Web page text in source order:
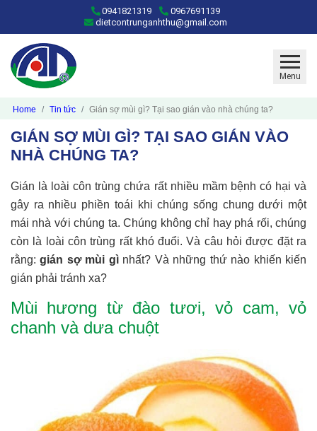
0941821319
0967691139
dietcontrunganhthu@gmail.com
Menu
Home Tin tức Gián sợ mùi gì? Tại sao gián vào nhà chúng ta?
GIÁN SỢ MÙI GÌ? TẠI SAO GIÁN VÀO
NHÀ CHÚNG TA?
Gián là loài côn trùng chứa rất nhiều mầm bệnh có hại và
gây ra nhiều phiền toái khi chúng sống chung dưới một
mái nhà với chúng ta. Chúng không chỉ hay phá rối, chúng
còn là loài côn trùng rất khó đuổi. Và câu hỏi được đặt ra
rằng:gián sợ mùi gìnhất? Và những thứ nào khiến kiến
gián phải tránh xa?
Mùi hương từ đào tươi, vỏ cam, vỏ
chanh và dưa chuột